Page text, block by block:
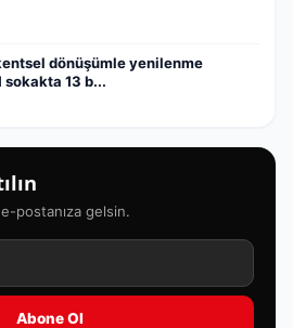
dönüşümle yenilenme
sokakta 13 b...
postanıza gelsin.
Abone Ol